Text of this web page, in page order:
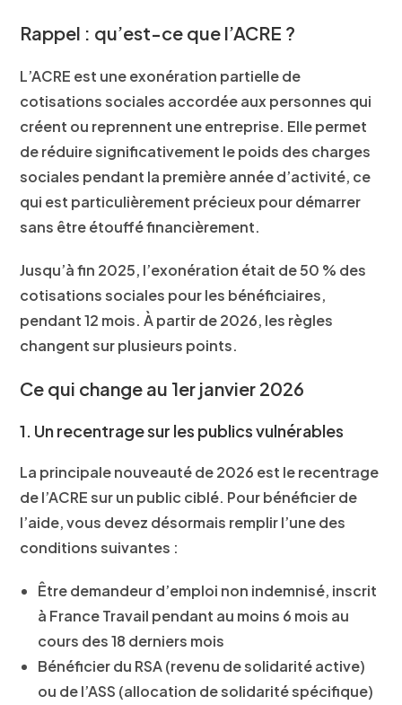
Rappel : qu’est-ce que l’ACRE ?
L’ACRE est une exonération partielle de
cotisations sociales accordée aux personnes qui
créent ou reprennent une entreprise. Elle permet
de réduire significativement le poids des charges
sociales pendant la première année d’activité, ce
qui est particulièrement précieux pour démarrer
sans être étouffé financièrement.
Jusqu’à fin 2025, l’exonération était de50 % des
cotisations sociales pour les bénéficiaires,
pendant 12 mois. À partir de 2026, les règles
changent sur plusieurs points.
Ce qui change au 1er janvier 2026
1. Un recentrage sur les publics vulnérables
La principale nouveauté de 2026 est lerecentrage
de l’ACRE sur un public ciblé. Pour bénéficier de
l’aide, vous devez désormais remplir l’une des
conditions suivantes :
Êtredemandeur d’emploi non indemnisé, inscrit
à France Travail pendant au moins 6 mois au
cours des 18 derniers mois
Bénéficier du RSA(revenu de solidarité active)
ou de l’ASS (allocation de solidarité spécifique)